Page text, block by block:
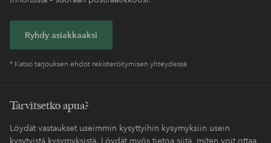
Ryhdy asiakkaaksi
* Katso tarjouksen ehdot rekisteröitymisen yhteydessä
Tarvitsetko apua?
Löydät vastaukset useimmin kysyttyihin kysymyksiin usein
kysytyistä kysymyksistä. Löydät myös tietoa siitä, miten voit ottaa